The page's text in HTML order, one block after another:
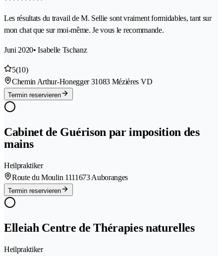
Les résultats du travail de M. Sellie sont vraiment formidables, tant sur
mon chat que sur moi-même. Je vous le recommande.
Juni 2020• Isabelle Tschanz
5(10)
Chemin Arthur-Honegger 31083 Mézières VD
Termin reservieren
Cabinet de Guérison par imposition des
mains
Heilpraktiker
Route du Moulin 1111673 Auboranges
Termin reservieren
Elleiah Centre de Thérapies naturelles
Heilpraktiker